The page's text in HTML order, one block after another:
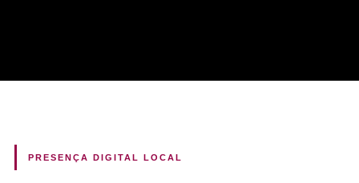
PRESENÇA DIGITAL LOCAL